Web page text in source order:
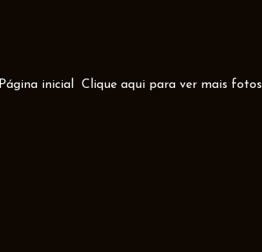
Página inicial Clique aqui para ver mais fotos